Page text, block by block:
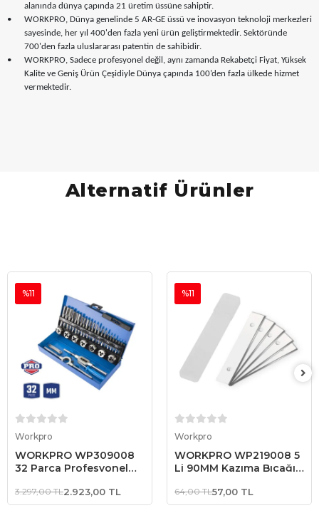
alanında dünya çapında 21 üretim üssüne sahiptir.
•
WORKPRO, Dünya genelinde 5 AR-GE üssü ve inovasyon teknoloji merkezleri
sayesinde, her yıl 400'den fazla yeni ürün geliştirmektedir. Sektöründe
700'den fazla uluslararası patentin de sahibidir.
•
WORKPRO, Sadece profesyonel değil, aynı zamanda Rekabetçi Fiyat, Yüksek
Kalite ve Geniş Ürün Çeşidiyle Dünya çapında 100’den fazla ülkede hizmet
vermektedir.
Alternatif Ürünler
Workpro
WORKPRO WP309008
32 Parça Profesyonel
Takımı Diş Açma Seti
%11
3.297,00 TL2.923,00 TL
Workpro
WORKPRO WP219008 5
Li 90MM Kazıma Bıçağı
%11
64,00 TL57,00 TL